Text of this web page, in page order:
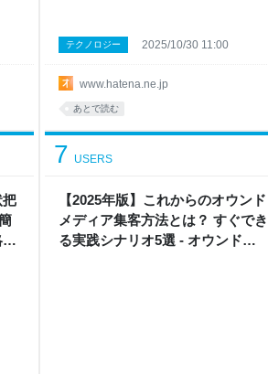
www.hatena.ne.jp
テクノロジー 2025/10/30 11:00
あとで読む
把
【2025年版】これからのオウンド
メディア集客方法とは？ すぐでき
る実践シナリオ5選 - オウンドメ
7 USERS